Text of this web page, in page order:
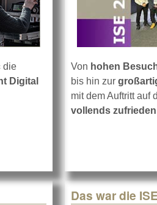
die
Digital
Von hohen
bis hin zur
mit dem Auftritt auf
vollends zufrieden
Das war die